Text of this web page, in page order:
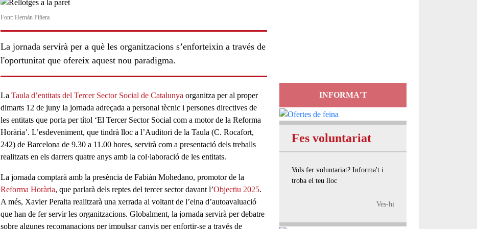
Font: Hernán Piñera
La jornada servirà per a què les organitzacions s’enforteixin a través de
l'oportunitat que ofereix aquest nou paradigma.
La Taula d’entitats del Tercer Sector Social de Catalunya organitza per al proper
dimarts 12 de junyla jornada adreçada a personal tècnici persones directivesde
les entitats que porta per títol ‘El Tercer Sector Social com a motor de la Reforma
Horària’. L’esdeveniment, que tindrà lloc a l’Auditori de la Taula (C. Rocafort,
242) de Barcelona de 9.30 a 11.00 hores, servirà com a presentació dels treballs
realitzats en els darrers quatre anys amb la col·laboració de les entitats.
La jornada comptarà amb la presència de Fabián Mohedano, promotor de la
Reforma Horària, que parlarà dels reptes del tercer sector davant l’Objectiu 2025.
A més, Xavier Peralta realitzarà una xerrada al voltant de l’eina d’autoavaluació
que han de fer servir les organitzacions. Globalment, la jornada servirà per debatre
sobre algunes recomanacions perimpulsar canvisper enfortir-se a través de
INFORMA'T
Fes voluntariat
Vols fer voluntariat? Informa't i
troba el teu lloc
Ves-hi